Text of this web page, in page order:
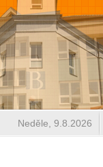
Neděle, 9.8.2026